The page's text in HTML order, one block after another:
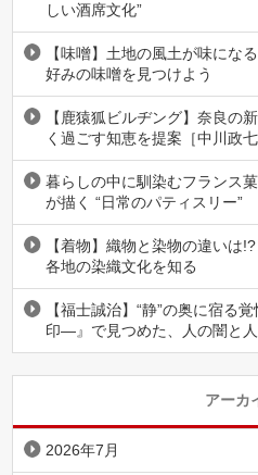
しい酒席文化”
【味噌】土地の風土が味にな
好みの味噌を見つけよう
【鹿猿狐ビルヂング】奈良の
く過ごす知恵を提案［中川政七
暮らしの中に馴染むフランス
が描く “日常のパティスリー”
【着物】織物と染物の違いは
各地の染織文化を知る
【福士誠治】“静”の奥に宿る
印―』で見つめた、人の闇と
アーカ
2026年7月